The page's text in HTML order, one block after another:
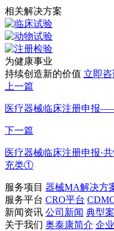
相关解决方案
为健康事业
持续创造新的价值 立即咨
上一篇
医疗器械临床注册申报
下一篇
医疗器械临床注册申报·
充类①
服务项目 器械MA解决方
服务平台 CRO平台
新闻资讯 公司新闻 典型
关于我们 奥泰康简介 企